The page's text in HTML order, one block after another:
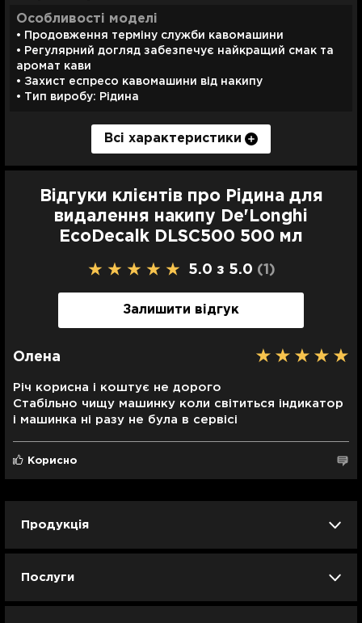
Особливості моделі
• Продовження терміну служби кавомашини
• Регулярний догляд забезпечує найкращий смак та
аромат кави
• Захист еспресо кавомашини від накипу
• Тип виробу: Рідина
Гарантія
Гарантія 31 день від Ябко.
*Комплектація та характеристики можуть бути
змінені виробником без додаткового попередження.
Колір виробу на фотографії може незначною мірою
зображення залежить від налаштувань
Всі характеристики
Відгуки клієнтів про Рідина для
видалення накипу De'Longhi
EcoDecalk DLSC500 500 мл
5.0 з 5.0 (1 )
Залишити відгук
Олена
Річ корисна і коштує не дорого
Стабільно чищу машинку коли світиться індикатор
і машинка ні разу не була в сервісі
Корисно
Продукція
Послуги